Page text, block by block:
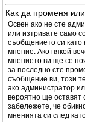
Как да променя
Освен ако не сте
или изтривате само
съобщението си като
мнение. Ако някой
мнението ви ще се
за последно сте
съобщение ви, този
ако администратор
вероятно ще
забележете, че
мненията си след